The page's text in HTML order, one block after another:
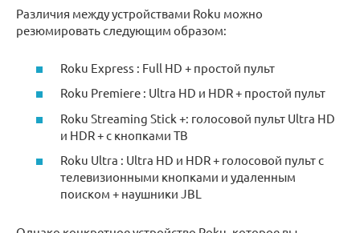
Различия между устройствами Roku можно
резюмировать следующим образом:
Roku Express : Full HD + простой пульт
Roku Premiere : Ultra HD и HDR + простой пульт
Roku Streaming Stick +: голосовой пульт Ultra HD
и HDR + с кнопками ТВ
Roku Ultra : Ultra HD и HDR + голосовой пульт с
телевизионными кнопками и удаленным
поиском + наушники JBL